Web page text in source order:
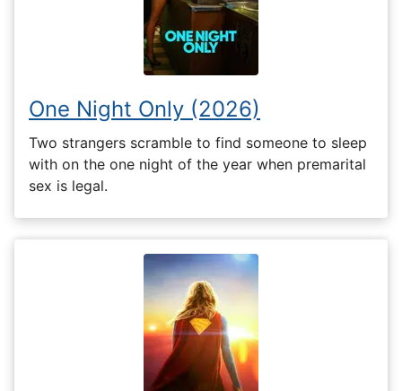
One Night Only (2026)
Two strangers scramble to find someone to sleep
with on the one night of the year when premarital
sex is legal.